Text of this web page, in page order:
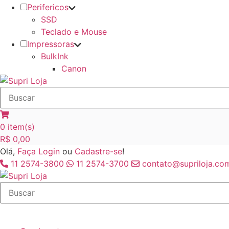
Perifericos
SSD
Teclado e Mouse
Impressoras
BulkInk
Canon
0 item(s)
R$ 0,00
Olá, Faça Login ou Cadastre-se!
11 2574-3800
11 2574-3700